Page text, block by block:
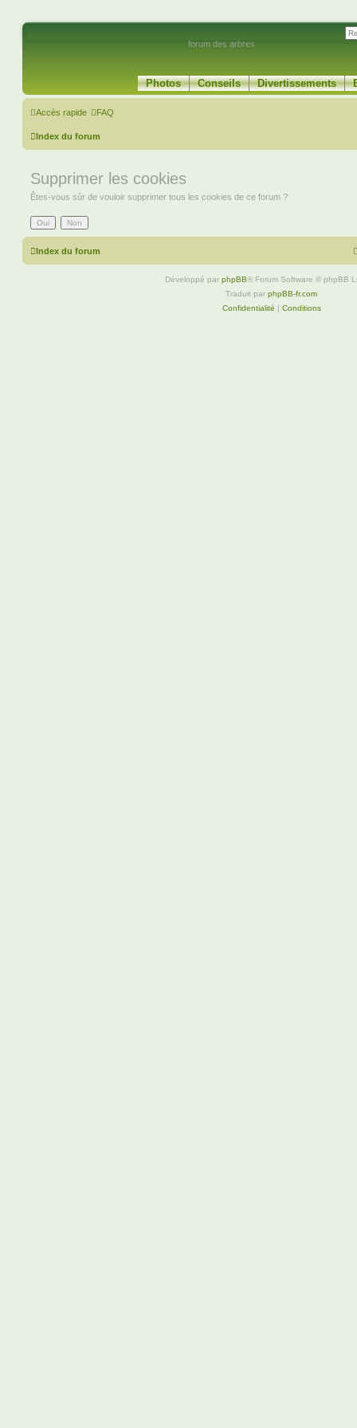
forum des arbres
Photos Conseils Divertissements
Accès rapide FAQ
Index du forum
Supprimer les cookies
Êtes-vous sûr de vouloir supprimer tous les cookies de ce forum ?
Index du forum
Développé par phpBB® Forum Software © phpBB
Traduit par phpBB-fr.com
Confidentialité | Conditions